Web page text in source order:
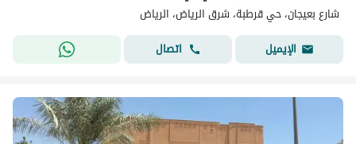
شارع بعيجان، حي قرطبة، شرق الرياض، الرياض
الإيميل
اتصال